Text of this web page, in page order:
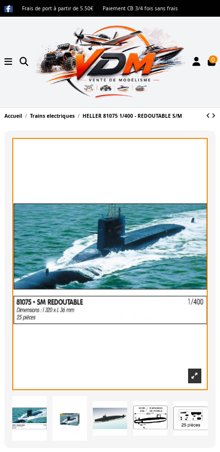
Frais de port à partir de 5.50€ Paiement CB 3/4 fois sans frais
0
Accueil Trains electriques HELLER 81075 1/400 - REDOUTABLE S/M